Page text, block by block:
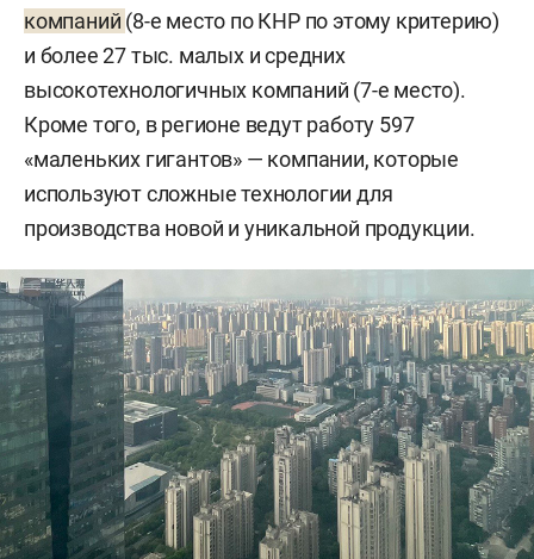
компаний (8-е место по КНР по этому критерию)
и более 27 тыс. малых и средних
высокотехнологичных компаний (7-е место).
Кроме того, в регионе ведут работу 597
«маленьких гигантов» — компании, которые
используют сложные технологии для
производства новой и уникальной продукции.